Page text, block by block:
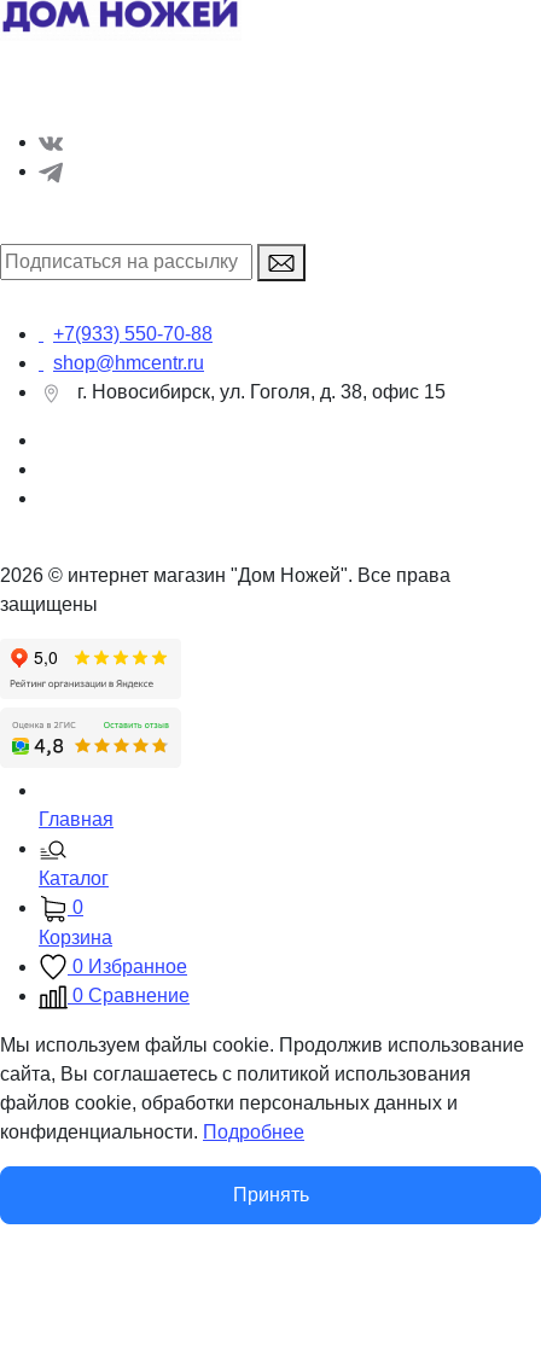
+7(933) 550-70-88
shop@hmcentr.ru
г. Новосибирск, ул. Гоголя, д. 38, офис 15
2026 © интернет магазин "Дом Ножей". Все права
защищены
Главная
Каталог
0
Корзина
0 Избранное
0 Сравнение
Мы используем файлы cookie. Продолжив использование
сайта, Вы соглашаетесь с политикой использования
файлов cookie, обработки персональных данных и
конфиденциальности. Подробнее
Принять